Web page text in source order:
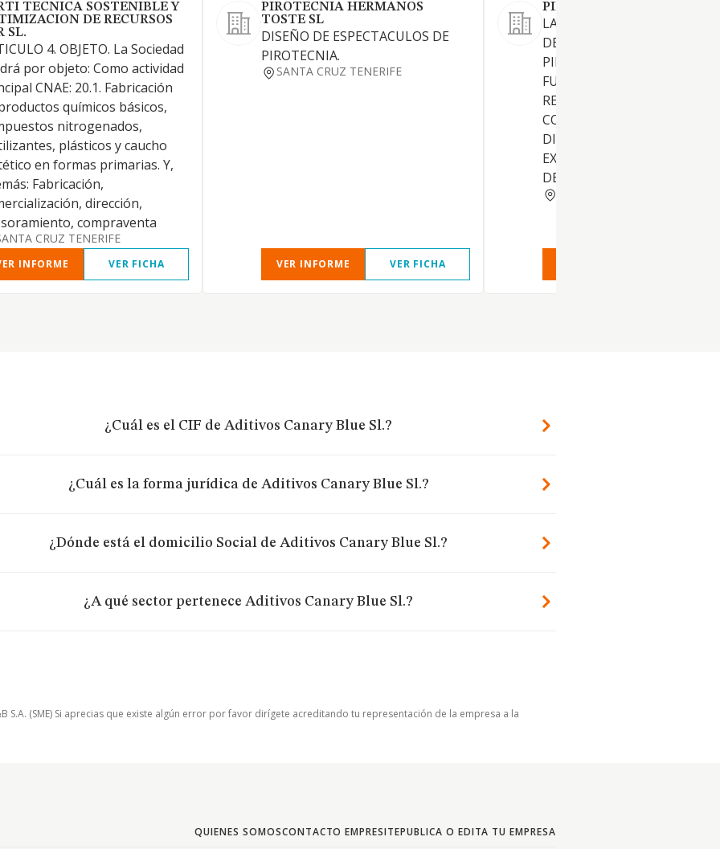
TECNICA SOSTENIBLE Y
DE RECURSOS
SL.
4. OBJETO. La Sociedad
por objeto: Como actividad
CNAE: 20.1. Fabricación
químicos básicos,
nitrogenados,
plásticos y caucho
en formas primarias. Y,
Fabricación,
dirección,
compraventa
CRUZ TENERIFE
INFORME VER FICHA
PIROTECNIA HERMANOS
TOSTE SL
DISEÑO DE ESPECTACULOS DE
PIROTECNIA.
SANTA CRUZ TENERIFE
VER INFORME VER FICHA
PIROTECNIA COLOMBINA
LA INDUSTRIA DE
DE ARTICULOS Y
PIROTECNIA, ILUMINACION
FUEGOS ARTIFICIALES; LA
REPRESENTACION,
COMERCIALIZACION,
DISTRIBUCION,
EXPORTACION, COMPRA
DE ARTEFACTOS DE
¿Cuál es el CIF de Aditivos Canary Blue Sl.?
¿Cuál es la forma jurídica de Aditivos Canary Blue Sl.?
¿Dónde está el domicilio Social de Aditivos Canary Blue Sl.?
¿A qué sector pertenece Aditivos Canary Blue Sl.?
(SME) Si aprecias que existe algún error por favor dirígete acreditando tu representación de la empresa a la
QUIENES SOMOSCONTACTO EMPRESITEPUBLICA O EDITA TU EMPRESA